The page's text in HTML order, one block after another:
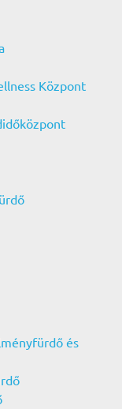
Központ
és